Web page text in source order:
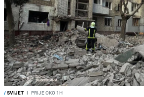
/SVIJET I PRIJE OKO 1H